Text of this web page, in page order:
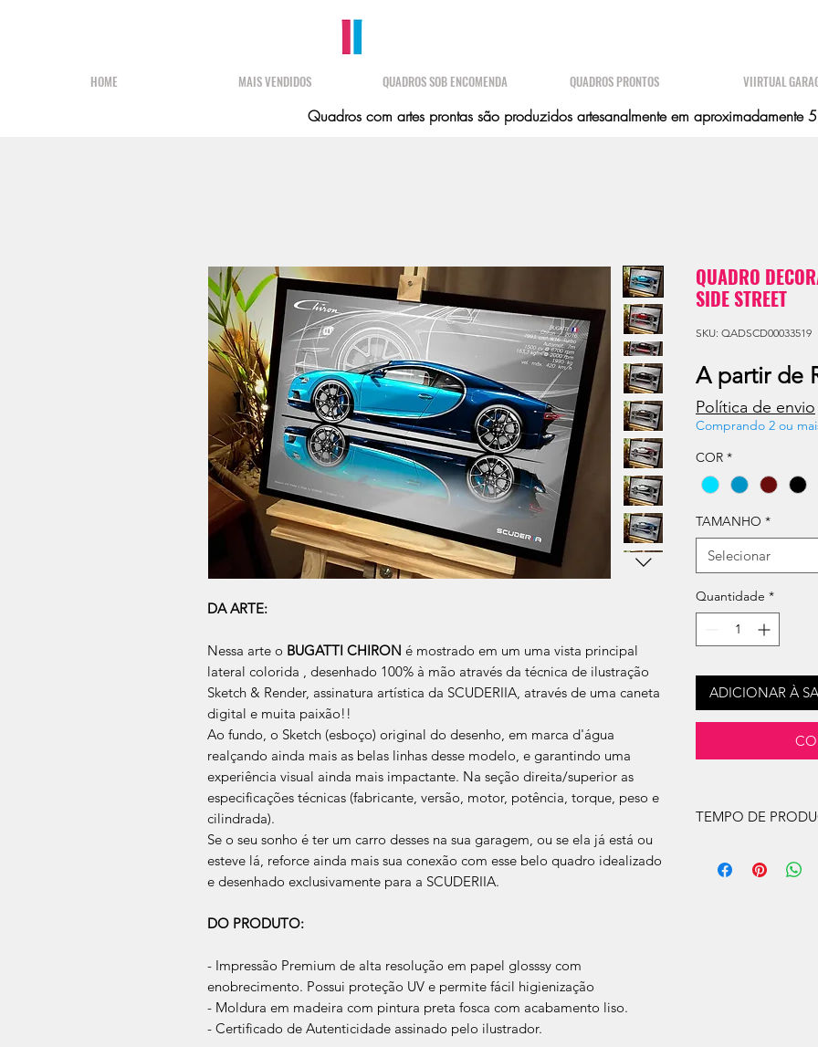
HOME MAIS VENDIDOS QUADROS SOB ENCOMENDA QUADROS PRONTOS VIIRTUAL
Quadros com artes prontas são produzidos artesanalmente em aproximadamente
DA ARTE:
Nessa arte o BUGATTI CHIRON é mostrado em um uma vista principal
lateral colorida , desenhado 100% à mão através da técnica de ilustração
Sketch & Render, assinatura artística da SCUDERIIA, através de uma caneta
digital e muita paixão!!
Ao fundo, o Sketch (esboço) original do desenho, em marca d'água
realçando ainda mais as belas linhas desse modelo, e garantindo uma
experiência visual ainda mais impactante. Na seção direita/superior as
especificações técnicas (fabricante, versão, motor, potência, torque, peso e
cilindrada).
Se o seu sonho é ter um carro desses na sua garagem, ou se ela já está ou
esteve lá, reforce ainda mais sua conexão com esse belo quadro idealizado
e desenhado exclusivamente para a SCUDERIIA.
DO PRODUTO:
- Impressão Premium de alta resolução em papel glosssy com
enobrecimento. Possui proteção UV e permite fácil higienização
- Moldura em madeira com pintura preta fosca com acabamento liso.
- Certificado de Autenticidade assinado pelo ilustrador.
QUADRO
SIDE STREET
SKU: QADSCD00033519
A partir de
Política de envio
Comprando 2 ou
COR *
TAMANHO *
Selecionar
Quantidade *
ADICIONAR À
TEMPO DE
úteis, após a